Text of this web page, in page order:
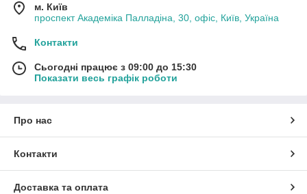
м. Київ
проспект Академіка Палладіна, 30, офіс, Київ, Україна
Контакти
Сьогодні працює з 09:00 до 15:30
Показати весь графік роботи
Про нас
Контакти
Доставка та оплата